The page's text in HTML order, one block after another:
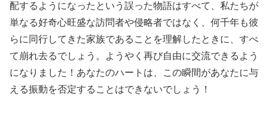
配するようになったという誤った物語はすべて、私たちが
単なる好奇心旺盛な訪問者や侵略者ではなく、何千年も彼
らに同行してきた家族であることを理解したときに、すべ
て崩れ去るでしょう。ようやく再び自由に交流できるよう
になりました！あなたのハートは、この瞬間があなたに与
える振動を否定することはできないでしょう！